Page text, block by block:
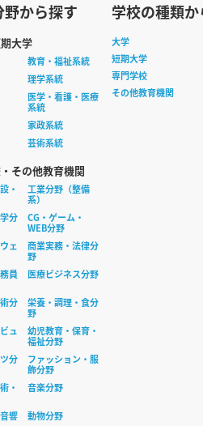
野から探す
大学
教育・福祉系統
理学系統
医学・看護・医療
系統
家政系統
芸術系統
その他教育機関
・
工業分野（整備
系）
分
CG・ゲーム・
WEB分野
ェ
商業実務・法律分
野
員
医療ビジネス分野
分
栄養・調理・食分
野
ュ
幼児教育・保育・
福祉分野
分
ファッション・服
飾分野
・
音楽分野
響
動物分野
学校の種類
大学
短期大学
専門学校
その他教育機関